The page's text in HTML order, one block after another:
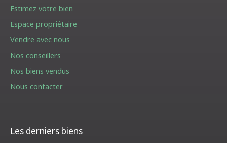
Estimez votre bien
Espace propriétaire
Vendre avec nous
Nos conseillers
Nos biens vendus
Nous contacter
Les derniers biens